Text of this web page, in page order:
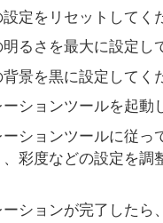
定をリセットしてく
るさを最大に設定し
景を黒に設定してく
ションツールを起動
ションツールに従っ
彩度などの設定を調
ションが完了したら